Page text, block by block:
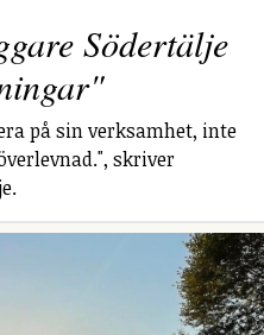
Södertälje
på sin verksamhet, inte
skriver